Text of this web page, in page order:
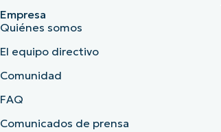
Empresa
Quiénes somos
El equipo directivo
Comunidad
FAQ
Comunicados de prensa